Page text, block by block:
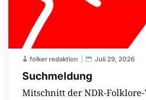
Suchmeldung
folker redaktion Juli 29, 2026
Mitschnitt der NDR-